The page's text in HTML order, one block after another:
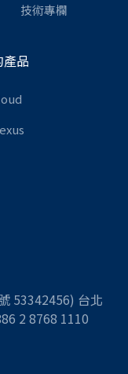
技術專欄
產品
53342456) 台北
2 8768 1110